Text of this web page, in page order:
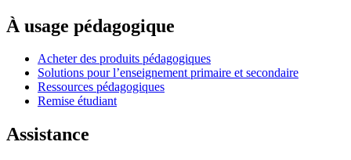
À usage pédagogique
Acheter des produits pédagogiques
Solutions pour l’enseignement primaire et secondaire
Ressources pédagogiques
Remise étudiant
Assistance